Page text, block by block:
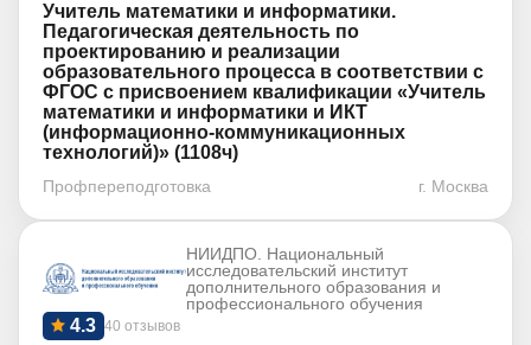
Учитель математики и информатики.
Педагогическая деятельность по
проектированию и реализации
образовательного процесса в соответствии с
ФГОС с присвоением квалификации «Учитель
математики и информатики и ИКТ
(информационно-коммуникационных
технологий)» (1108ч)
Профпереподготовка г. Москва
НИИДПО. Национальный
исследовательский институт
дополнительного образования и
профессионального обучения
40 отзывов
4.3